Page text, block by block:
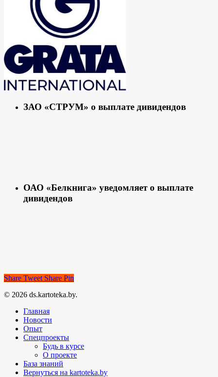
ЗАО «СТРУМ» о выплате дивидендов
ОАО «Белкнига» уведомляет о выплате
дивидендов
Share Tweet Share Pin
© 2026 ds.kartoteka.by.
Главная
Новости
Опыт
Спецпроекты
Будь в курсе
О проекте
База знаний
Вернуться на kartoteka.by